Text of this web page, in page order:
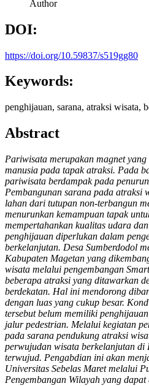
Author
DOI:
https://doi.org/10.59837/s519gg80
Keywords:
penghijauan, sarana, atraksi wisata,
Abstract
Pariwisata merupakan magnet
manusia pada tapak atraksi. Pada
pariwisata berdampak pada
Pembangunan sarana pada atraksi
lahan dari tutupan non-terbangun
menurunkan kemampuan tapak
mempertahankan kualitas udara
penghijauan diperlukan dalam
berkelanjutan. Desa Sumberdodol
Kabupaten Magetan yang
wisata melalui pengembangan
beberapa atraksi yang ditawarkan
berdekatan. Hal ini mendorong
dengan luas yang cukup besar.
tersebut belum memiliki
jalur pedestrian. Melalui kegiatan
pada sarana pendukung atraksi
perwujudan wisata berkelanjutan di
terwujud. Pengabdian ini akan
Universitas Sebelas Maret melalui
Pengembangan Wilayah yang